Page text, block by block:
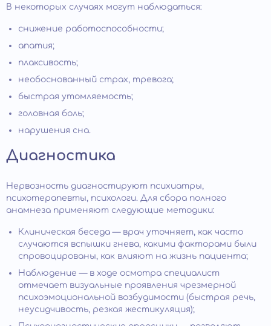
В некоторых случаях могут наблюдаться:
снижение работоспособности;
апатия;
плаксивость;
необоснованный страх, тревога;
быстрая утомляемость;
головная боль;
нарушения сна.
Диагностика
Нервозность диагностируют психиатры,
психотерапевты, психологи. Для сбора полного
анамнеза применяют следующие методики:
Клиническая беседа — врач уточняет, как часто
случаются вспышки гнева, какими факторами были
спровоцированы, как влияют на жизнь пациента;
Наблюдение — в ходе осмотра специалист
отмечает визуальные проявления чрезмерной
психоэмоциональной возбудимости (быстрая речь,
неусидчивость, резкая жестикуляция);